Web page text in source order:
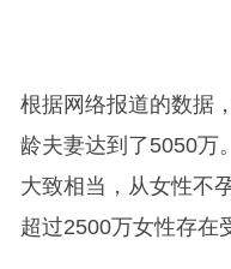
根据网络报道的数据
龄夫妻达到了5050万
大致相当，从女性不
超过2500万女性存在